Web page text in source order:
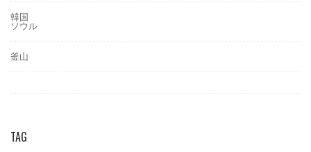
韓国
ソウル
釜山
TAG